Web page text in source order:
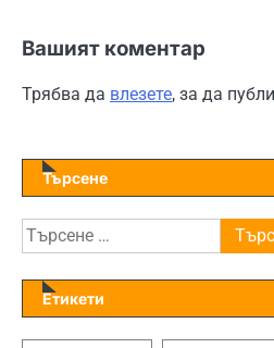
Вашият коментар
Трябва да влезете, за да
Търсене
Търсене
за:
Етикети